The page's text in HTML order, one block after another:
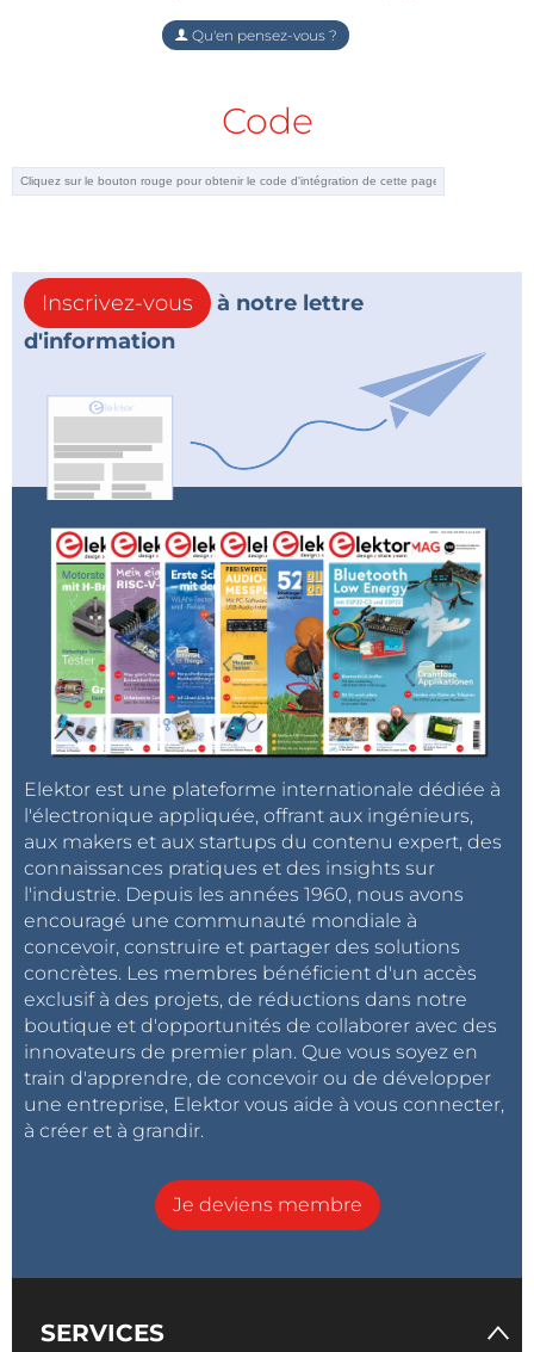
Qu'en pensez-vous ?
Code
Inscrivez-vous
à notre lettre
d'information
Elektor est une plateforme internationale dédiée à
l'électronique appliquée, offrant aux ingénieurs,
aux makers et aux startups du contenu expert, des
connaissances pratiques et des insights sur
l'industrie. Depuis les années 1960, nous avons
encouragé une communauté mondiale à
concevoir, construire et partager des solutions
concrètes. Les membres bénéficient d'un accès
exclusif à des projets, de réductions dans notre
boutique et d'opportunités de collaborer avec des
innovateurs de premier plan. Que vous soyez en
train d'apprendre, de concevoir ou de développer
une entreprise, Elektor vous aide à vous connecter,
à créer et à grandir.
Je deviens membre
SERVICES